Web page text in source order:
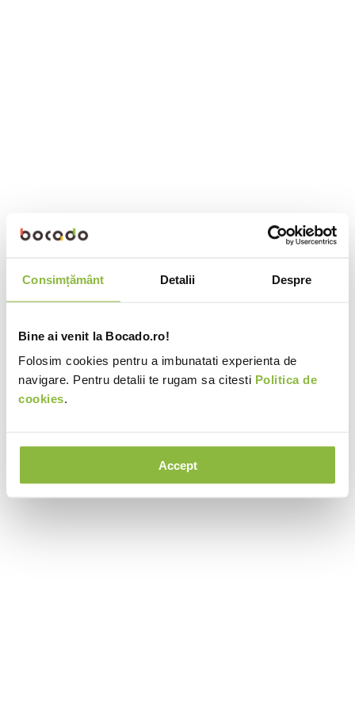
Consimțământ Detalii Despre
Bine ai venit la Bocado.ro!
Folosim cookies pentru a imbunatati experienta de
navigare. Pentru detalii te rugam sa citesti Politica de
cookies.
Accept